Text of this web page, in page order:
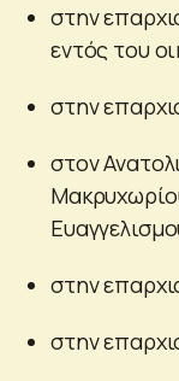
στην
εντός του
στην
στον
στην
στην